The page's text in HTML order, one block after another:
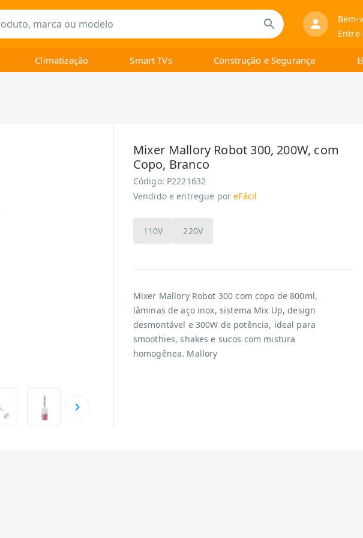
Bem-
Entre
Climatização Smart TVs Construção e Segurança
Mixer Mallory Robot 300, 200W, com
Copo, Branco
Código: P2221632
Vendido e entregue por eFácil
110V 220V
Mixer Mallory Robot 300 com copo de 800ml,
lâminas de aço inox, sistema Mix Up, design
desmontável e 300W de potência, ideal para
smoothies, shakes e sucos com mistura
homogênea. Mallory